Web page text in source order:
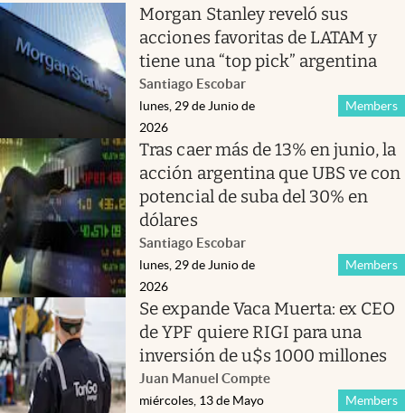
Morgan Stanley reveló sus
acciones favoritas de LATAM y
tiene una “top pick” argentina
Santiago Escobar
Members
lunes, 29 de Junio de
2026
Tras caer más de 13% en junio, la
acción argentina que UBS ve con
potencial de suba del 30% en
dólares
Santiago Escobar
Members
lunes, 29 de Junio de
2026
Se expande Vaca Muerta: ex CEO
de YPF quiere RIGI para una
inversión de u$s 1000 millones
Juan Manuel Compte
Members
miércoles, 13 de Mayo